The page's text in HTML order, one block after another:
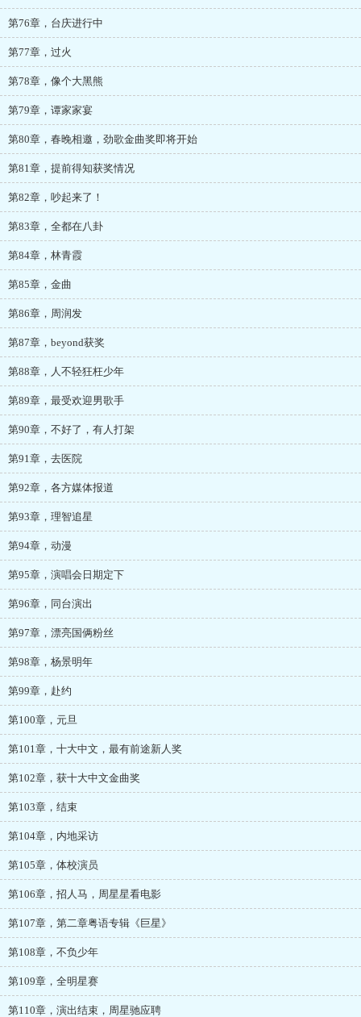
第76章，台庆进行中
第77章，过火
第78章，像个大黑熊
第79章，谭家家宴
第80章，春晚相邀，劲歌金曲奖即将开始
第81章，提前得知获奖情况
第82章，吵起来了！
第83章，全都在八卦
第84章，林青霞
第85章，金曲
第86章，周润发
第87章，beyond获奖
第88章，人不轻狂枉少年
第89章，最受欢迎男歌手
第90章，不好了，有人打架
第91章，去医院
第92章，各方媒体报道
第93章，理智追星
第94章，动漫
第95章，演唱会日期定下
第96章，同台演出
第97章，漂亮国俩粉丝
第98章，杨景明年
第99章，赴约
第100章，元旦
第101章，十大中文，最有前途新人奖
第102章，获十大中文金曲奖
第103章，结束
第104章，内地采访
第105章，体校演员
第106章，招人马，周星星看电影
第107章，第二章粤语专辑《巨星》
第108章，不负少年
第109章，全明星赛
第110章，演出结束，周星驰应聘